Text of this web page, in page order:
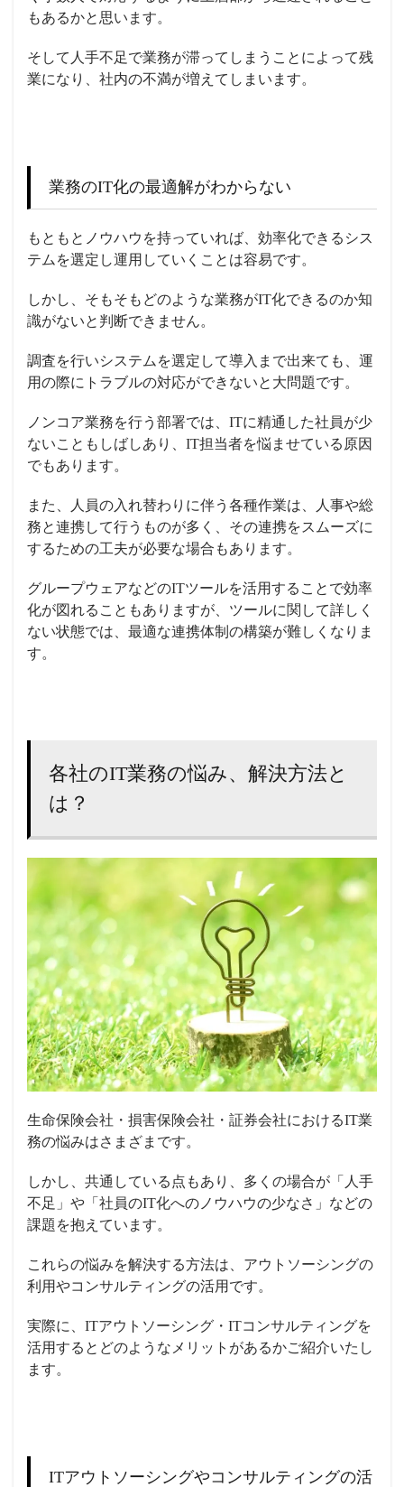
もあるかと思います。
そして人手不足で業務が滞ってしまうことによって残
業になり、社内の不満が増えてしまいます。
業務のIT化の最適解がわからない
もともとノウハウを持っていれば、効率化できるシス
テムを選定し運用していくことは容易です。
しかし、そもそもどのような業務がIT化できるのか知
識がないと判断できません。
調査を行いシステムを選定して導入まで出来ても、運
用の際にトラブルの対応ができないと大問題です。
ノンコア業務を行う部署では、ITに精通した社員が少
ないこともしばしあり、IT担当者を悩ませている原因
でもあります。
また、人員の入れ替わりに伴う各種作業は、人事や総
務と連携して行うものが多く、その連携をスムーズに
するための工夫が必要な場合もあります。
グループウェアなどのITツールを活用することで効率
化が図れることもありますが、ツールに関して詳しく
ない状態では、最適な連携体制の構築が難しくなりま
す。
各社のIT業務の悩み、解決方法と
は？
生命保険会社・損害保険会社・証券会社におけるIT業
務の悩みはさまざまです。
しかし、共通している点もあり、多くの場合が「人手
不足」や「社員のIT化へのノウハウの少なさ」などの
課題を抱えています。
これらの悩みを解決する方法は、アウトソーシングの
利用やコンサルティングの活用です。
実際に、ITアウトソーシング・ITコンサルティングを
活用するとどのようなメリットがあるかご紹介いたし
ます。
ITアウトソーシングやコンサルティングの活